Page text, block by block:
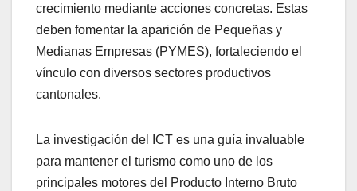
crecimiento mediante acciones concretas. Estas
deben fomentar la aparición de Pequeñas y
Medianas Empresas (PYMES), fortaleciendo el
vínculo con diversos sectores productivos
cantonales.
La investigación del ICT es una guía invaluable
para mantener el turismo como uno de los
principales motores del Producto Interno Bruto